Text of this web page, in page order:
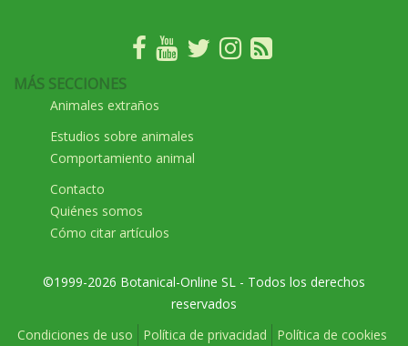
MÁS SECCIONES
Animales extraños
Estudios sobre animales
Comportamiento animal
Contacto
Quiénes somos
Cómo citar artículos
©1999-2026 Botanical-Online SL - Todos los derechos
reservados
Condiciones de uso
Política de privacidad Política de cookies